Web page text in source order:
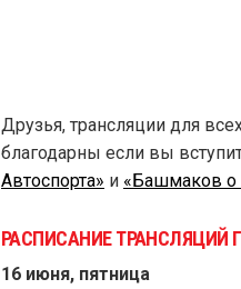
Друзья, трансляции для
благодарны если вы
Автоспорта» и «Башмаков о
РАСПИСАНИЕ ТРАНСЛЯЦИЙ
16 июня, пятница